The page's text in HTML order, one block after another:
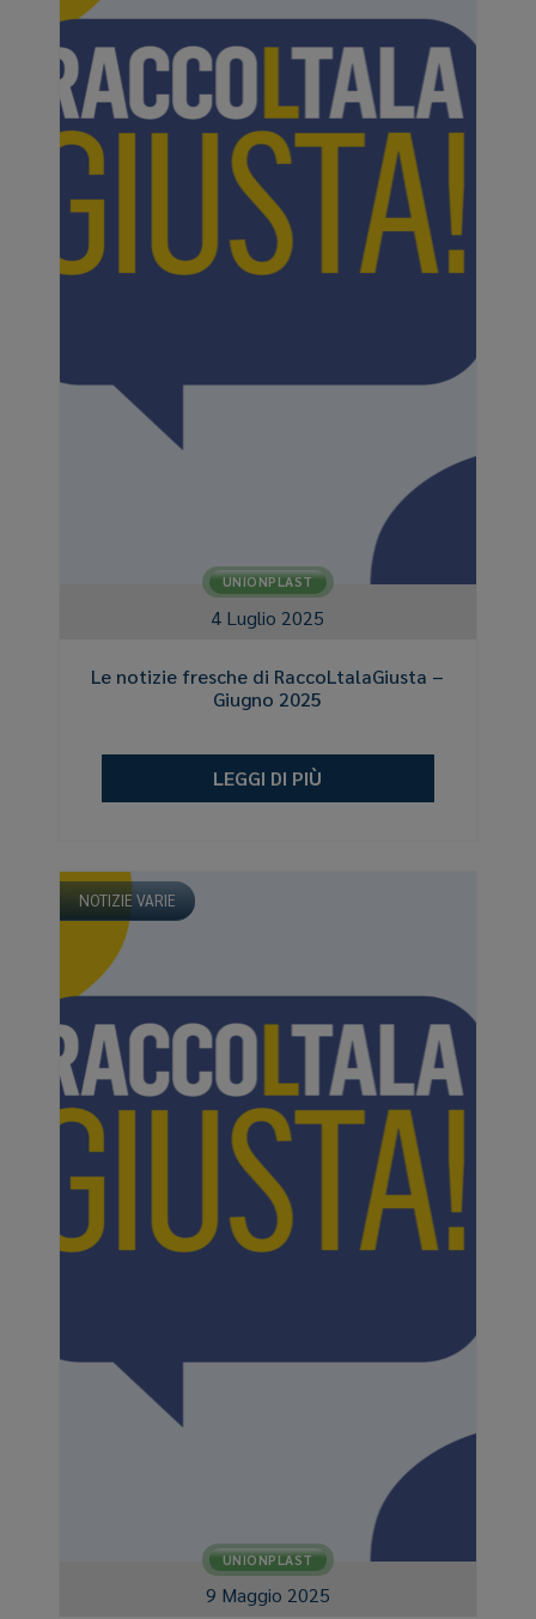
UNIONPLAST
4 Luglio 2025
Le notizie fresche di RaccoLtalaGiusta –
Giugno 2025
LEGGI DI PIÙ
NOTIZIE VARIE
UNIONPLAST
9 Maggio 2025